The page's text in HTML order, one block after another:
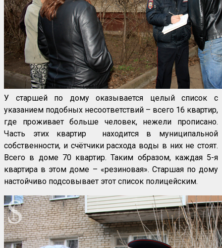
У старшей по дому оказывается целый список с
указанием подобных несоответствий – всего 16 квартир,
где проживает больше человек, нежели прописано.
Часть этих квартир находится в муниципальной
собственности, и счётчики расхода воды в них не стоят.
Всего в доме 70 квартир. Таким образом, каждая 5-я
квартира в этом доме – «резиновая». Старшая по дому
настойчиво подсовывает этот список полицейским.